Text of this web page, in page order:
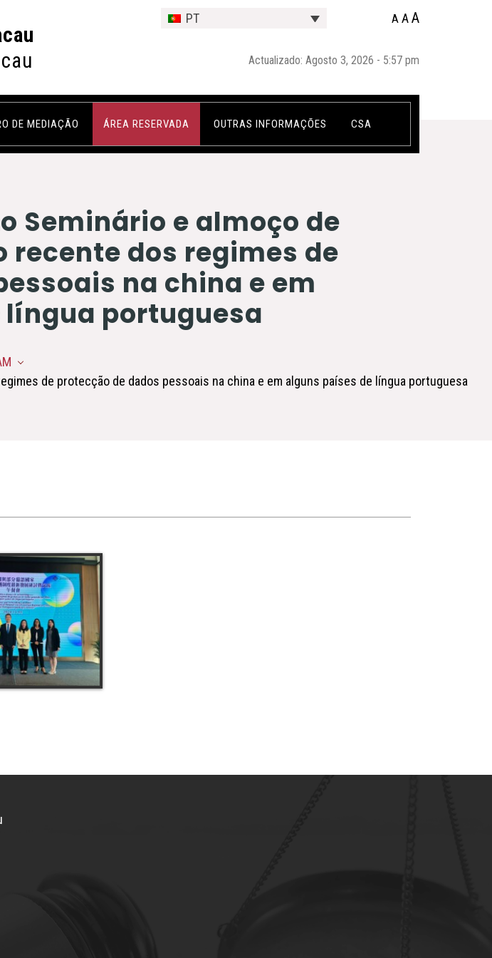
PT A AA
Actualizado: Agosto 3, 2026 - 5:57 pm
DE MEDIAÇÃO ÁREA RESERVADA OUTRAS INFORMAÇÕES CSA
Seminário e almoço de
dos regimes de
na china e em
portuguesa
de protecção de dados pessoais na china e em alguns países de língua portuguesa